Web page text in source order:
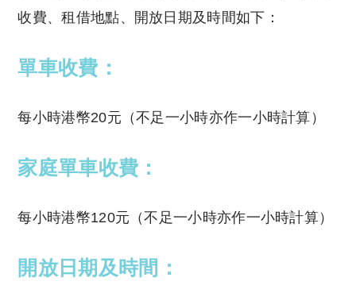
收費、租借地點、開放日期及時間如下：
單車收費：
每小時港幣20元（不足一小時亦作一小時計算）
家庭單車收費：
每小時港幣120元（不足一小時亦作一小時計算）
開放日期及時間：